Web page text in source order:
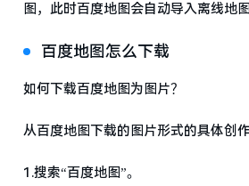
图，此时百度地图会自动导入离线地图
百度地图怎么下载
如何下载百度地图为图片？
从百度地图下载的图片形式的具体创
1.搜索“百度地图”。